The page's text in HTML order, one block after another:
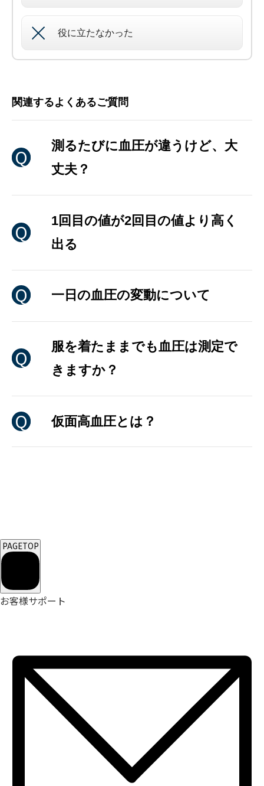
役に立たなかった
関連するよくあるご質問
測るたびに血圧が違うけど、大
丈夫？
1回目の値が2回目の値より高く
出る
一日の血圧の変動について
服を着たままでも血圧は測定で
きますか？
仮面高血圧とは？
PAGETOP
お客様サポート